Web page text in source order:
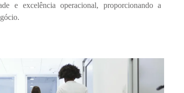
e excelência operacional, proporcionando a